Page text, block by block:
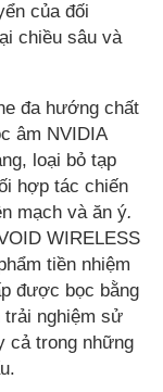
của đối
chiều sâu và
đa hướng chất
âm NVIDIA
loại bỏ tạp
hợp tác chiến
mạch và ăn ý.
WIRELESS
tiền nhiệm
được bọc bằng
trải nghiệm sử
cả trong những